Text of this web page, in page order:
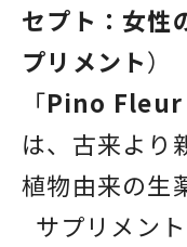
セプト：女性
プリメント）
「Pino Fleur
は、古来より
植物由来の
サプリメン